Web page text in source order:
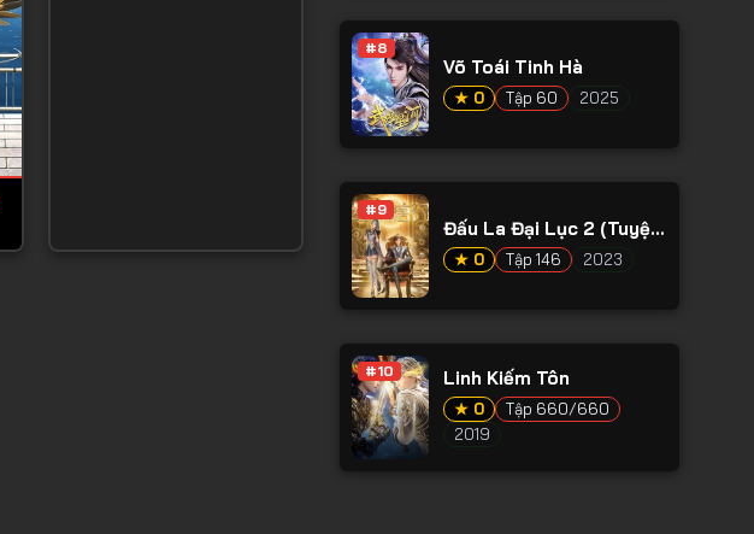
#8
Võ Toái Tinh Hà
★ 0 Tập 60 2025
#9
Đấu La Đại Lục 2 (Tuyệt
Thế Đường Môn)
★ 0 Tập 146 2023
#10 Linh Kiếm Tôn
★ 0
Tập 660/660
2019